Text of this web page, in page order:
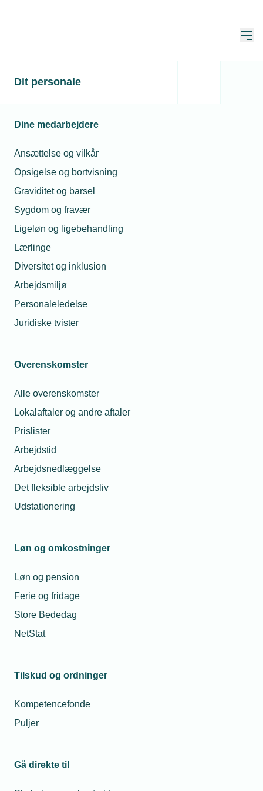
Dit personale
Dine medarbejdere
Ansættelse og vilkår
Opsigelse og bortvisning
Graviditet og barsel
Sygdom og fravær
Ligeløn og ligebehandling
Lærlinge
Diversitet og inklusion
Arbejdsmiljø
Personaleledelse
Juridiske tvister
Overenskomster
Alle overenskomster
Lokalaftaler og andre aftaler
Prislister
Arbejdstid
Arbejdsnedlæggelse
Det fleksible arbejdsliv
Udstationering
Løn og omkostninger
Løn og pension
Ferie og fridage
Store Bededag
NetStat
Tilskud og ordninger
Kompetencefonde
Puljer
Gå direkte til
Løn og pension
af den overenskomst, de arbejder under. Læs her
om satserne indenfor de forskellige lønområder og
pension, samt TEKNIQ og Blik- og
Rørarbejderforbundets afstandsberegner.
Lønområder
Lønsatser
Afstandsberegner
Personaleomkostninger
Løngennemsigtighed
Relevante artikler
Er du klar til lønforhandlingerne?
bedre overblik.
Lysten til at arbejde vinder over
kontrakt?